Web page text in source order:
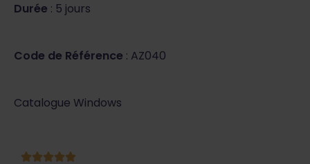
Durée : 5 jours
Code de Référence : AZ040
Catalogue Windows